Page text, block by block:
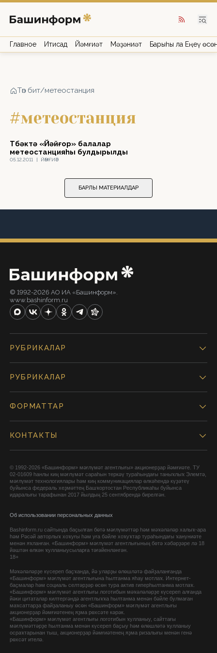
Главное Иҡтисад Йәмғиәт Мәҙәниәт Барыһы ла Еңеү
Төп бит/метеостанция
#метеостанция
05.12.2011 | ЙӘМҒИӘТ
Төбәктә «Йәйғор» балалар
метеостанцияһы булдырылды
БАРЛЫҠ МАТЕРИАЛДАР
© 1992-2026 АО ИА «Башинформ».
www.bashinform.ru
РУБРИКАЛАР
РУБРИКАЛАР
ФОРМАТТАР
КОНТАКТЫ
© 1992-2026 «Башинформ» мәғлүмәт агентлығы» акционерҙар йәмғиәте. ТУ
02-01609 һанлы киң мәғлүмәт сараһын теркәү тураһындағы таныҡлыҡ Элемтә,
мәғлүмәт технологиялары һәм киң коммуникациялар өлкәһендә күҙәтеү
буйынса федераль хеҙмәттең Башҡортостан Республикаһы буйынса
идаралығы тарафынан 2017 йылдың 25 сентябрендә бирелгән.
Об использовании персональных данных
Bashinform.ru сайтында баҫылған бөтә мәғлүмәттәр һәм мәҡәләләр халыҡ-ара
һәм Рәсәй авторлыҡ хоҡуғы һәм уға бәйле хоҡуҡтар тураһындағы ҡануниәте
менән яҡланған. «Башинформ» мәғлүмәт агентлығының бөтә хәбәрҙәре лә 18
йәштән өлкән ҡулланыусыларға тәғәйенләнгән.
18+
Мәҡәләләрҙе күсереп баҫҡанда, йә уларҙы өлөшләтә файҙаланғанда
«Башинформ» мәғлүмәт агентлығына һылтанма яһау мотлаҡ. Интернет-
баҫмалар һәм социаль селтәрҙәр өсөн тура актив гиперһылтанма мотлаҡ.
«Башинформ» мәғлүмәт агентлығы логотибын мәҡәләләрҙе күсереп алғанда
йәки цитаталар килтергәндә агентлыҡҡа һылтанма менән бәйле булмаған
маҡсаттарҙа файҙаланыу өсөн «Башинформ» мәғлүмәт агентлығы
акционерҙар йәмғиәтенең яҙма рөхсәте кәрәк.
«Башинформ» мәғлүмәт агентлығы логотибын ҡулланыу, сайттағы
мәғлүмәттәрҙе һылтанма менән күсереп баҫыу һәм өлөшләтә ҡулланыу
осраҡтарынан тыш, акционерҙар йәмғиәтенең яҙма ризалығы менән генә
рөхсәт ителә.